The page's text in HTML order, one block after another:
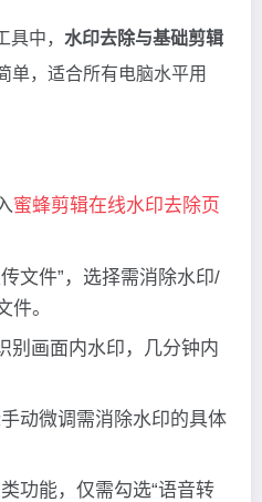
中， 水印去除与基础剪辑
单，适合所有电脑水平用
蜜蜂剪辑在线水印去除页
传文件”，选择需消除水印/
件。
别画面内水印，几分钟内
动微调需消除水印的具体
功能，仅需勾选“语音转